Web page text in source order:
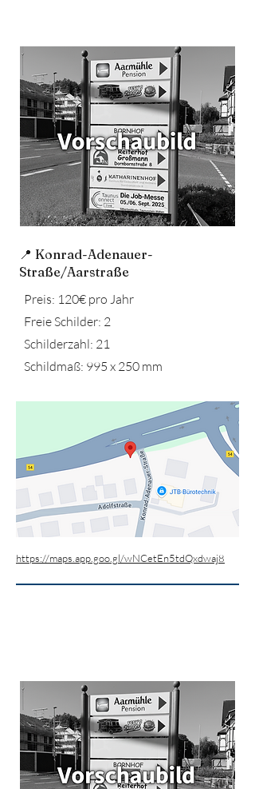
📍 Konrad-Adenauer-
Straße/Aarstraße
Preis: 120€ pro Jahr
Freie Schilder: 2
Schilderzahl: 21
Schildmaß: 995 x 250 mm
https://maps.app.goo.gl/wNCetEn5tdQxdwaj8